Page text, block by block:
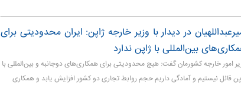
در دیدار با وزیر خارجه ژاپن: ایران محدودیتی برای
بین‌المللی با ژاپن ندارد
امور خارجه کشورمان گفت: هیچ محدودیتی برای همکاری‌های دوجانبه و بین‌المللی با
قائل نیستیم و آمادگی داریم حجم روابط تجاری دو کشور افزایش یابد و همکاری